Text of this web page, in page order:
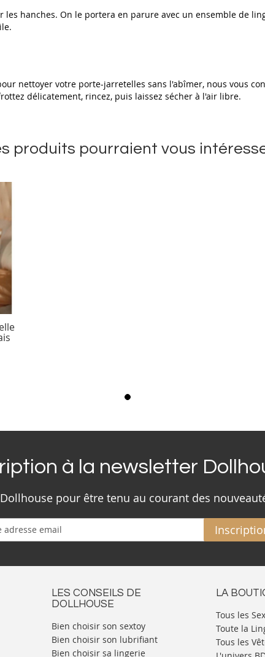
hanches. On le portera en parure avec un ensemble de
nettoyer votre porte-jarretelles sans l'abîmer, nous vous
délicatement, rincez, puis laissez sécher à l'air libre.
produits pourraient vous
à la newsletter
pour être tenu au courant des
LES CONSEILS DE
DOLLHOUSE
Bien choisir son sextoy
Bien choisir son lubrifiant
Bien choisir sa lingerie
LA
Tous les
Toute la
Tous les